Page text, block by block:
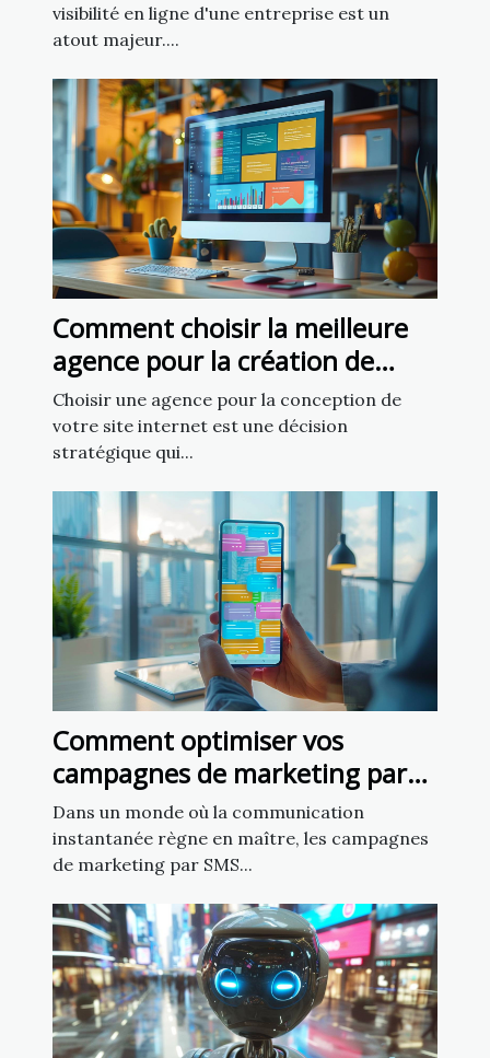
visibilité en ligne d'une entreprise est un
atout majeur....
Comment choisir la meilleure
agence pour la création de
votre site internet
Choisir une agence pour la conception de
votre site internet est une décision
stratégique qui...
Comment optimiser vos
campagnes de marketing par
SMS pour un impact maximal
Dans un monde où la communication
instantanée règne en maître, les campagnes
de marketing par SMS...